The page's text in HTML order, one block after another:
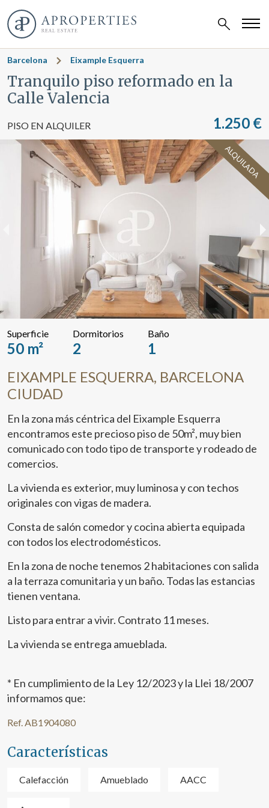
Barcelona Eixample Esquerra
Tranquilo piso reformado en la
Calle Valencia
PISO EN ALQUILER 1.250 €
ALQUILADA
Superficie
50 m²
Dormitorios
2
Baño
1
EIXAMPLE ESQUERRA, BARCELONA
CIUDAD
En la zona más céntrica del Eixample Esquerra
encontramos este precioso piso de 50m², muy bien
comunicado con todo tipo de transporte y rodeado de
comercios.
La vivienda es exterior, muy luminosa y con techos
originales con vigas de madera.
Consta de salón comedor y cocina abierta equipada
con todos los electrodomésticos.
En la zona de noche tenemos 2 habitaciones con salida
a la terraza comunitaria y un baño. Todas las estancias
tienen ventana.
Listo para entrar a vivir. Contrato 11 meses.
La vivienda se entrega amueblada.
* En cumplimiento de la Ley 12/2023 y la Llei 18/2007
informamos que:
Ref. AB1904080
Características
Calefacción Amueblado AACC